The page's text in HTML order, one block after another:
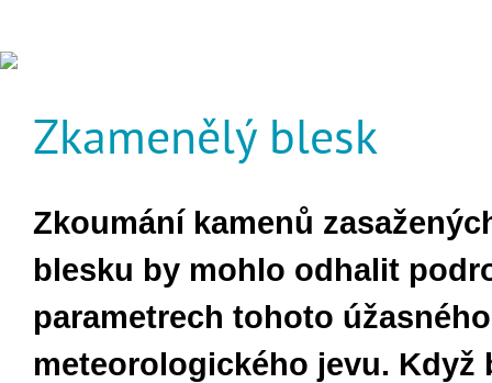
Zkamenělý blesk
Zkoumání kamenů
blesku by mohlo odhalit
parametrech tohoto úžasného
meteorologického jevu. Když